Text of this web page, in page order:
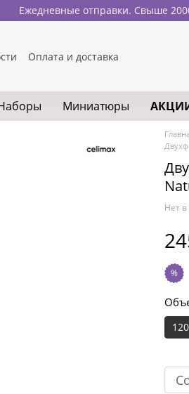
Ежедневные отправки. Свыше
Оплата и доставка
Миниатюры
Нет
%